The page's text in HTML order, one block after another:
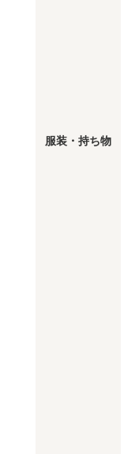
服装・持ち物